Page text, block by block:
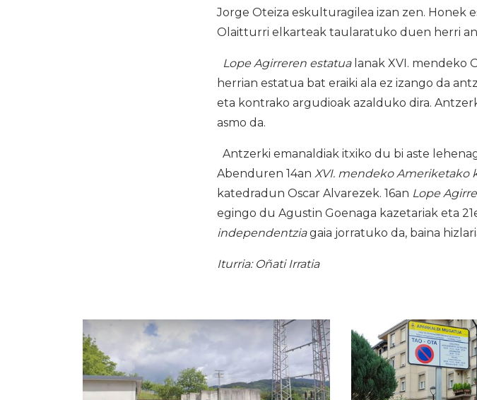
Jorge Oteiza eskulturagilea izan zen. Honek
Olaitturri elkarteak taularatuko duen herri
Lope Agirreren estatualanak XVI. mendeko
herrian estatua bat eraiki ala ez izango da
eta kontrako argudioak azalduko dira.
asmo da.
Antzerki emanaldiak itxiko du bi aste
Abenduren 14an XVI. mendeko Ameriketako
katedradun Oscar Alvarezek. 16an Lope
egingo du Agustin Goenaga kazetariak eta
independentziagaia jorratuko da, baina
Iturria: Oñati Irratia